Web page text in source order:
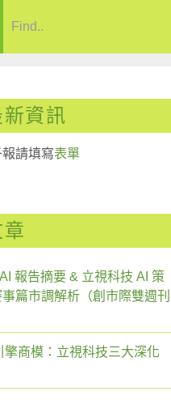
資訊
請填寫表單
報告摘要 & 立視科技 AI 策
篇市調解析（創市際雙週刊
擎商模：立視科技三大深化